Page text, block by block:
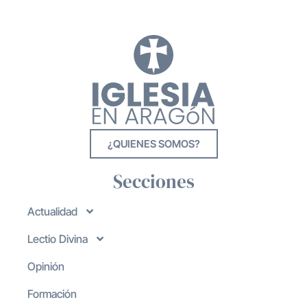
¿QUIENES SOMOS?
Secciones
Actualidad
Lectio Divina
Opinión
Formación